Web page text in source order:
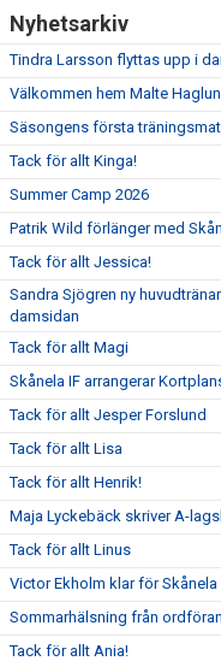
KORTPLANSSPELEN
Nyhetsarkiv
Tindra Larsson flyttas upp i
Välkommen hem Malte
Säsongens första
Tack för allt Kinga!
Summer Camp 2026
Patrik Wild förlänger med
Tack för allt Jessica!
Sandra Sjögren ny
damsidan
Tack för allt Magi
Skånela IF arrangerar
Tack för allt Jesper Forslund
Tack för allt Lisa
Tack för allt Henrik!
Maja Lyckebäck skriver A-
Tack för allt Linus
Victor Ekholm klar för Skånela
Sommarhälsning från
Tack för allt Ania!